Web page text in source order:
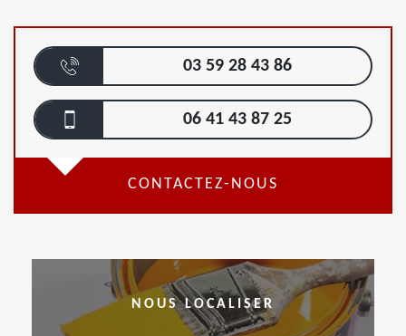
03 59 28 43 86
06 41 43 87 25
CONTACTEZ-NOUS
NOUS LOCALISER